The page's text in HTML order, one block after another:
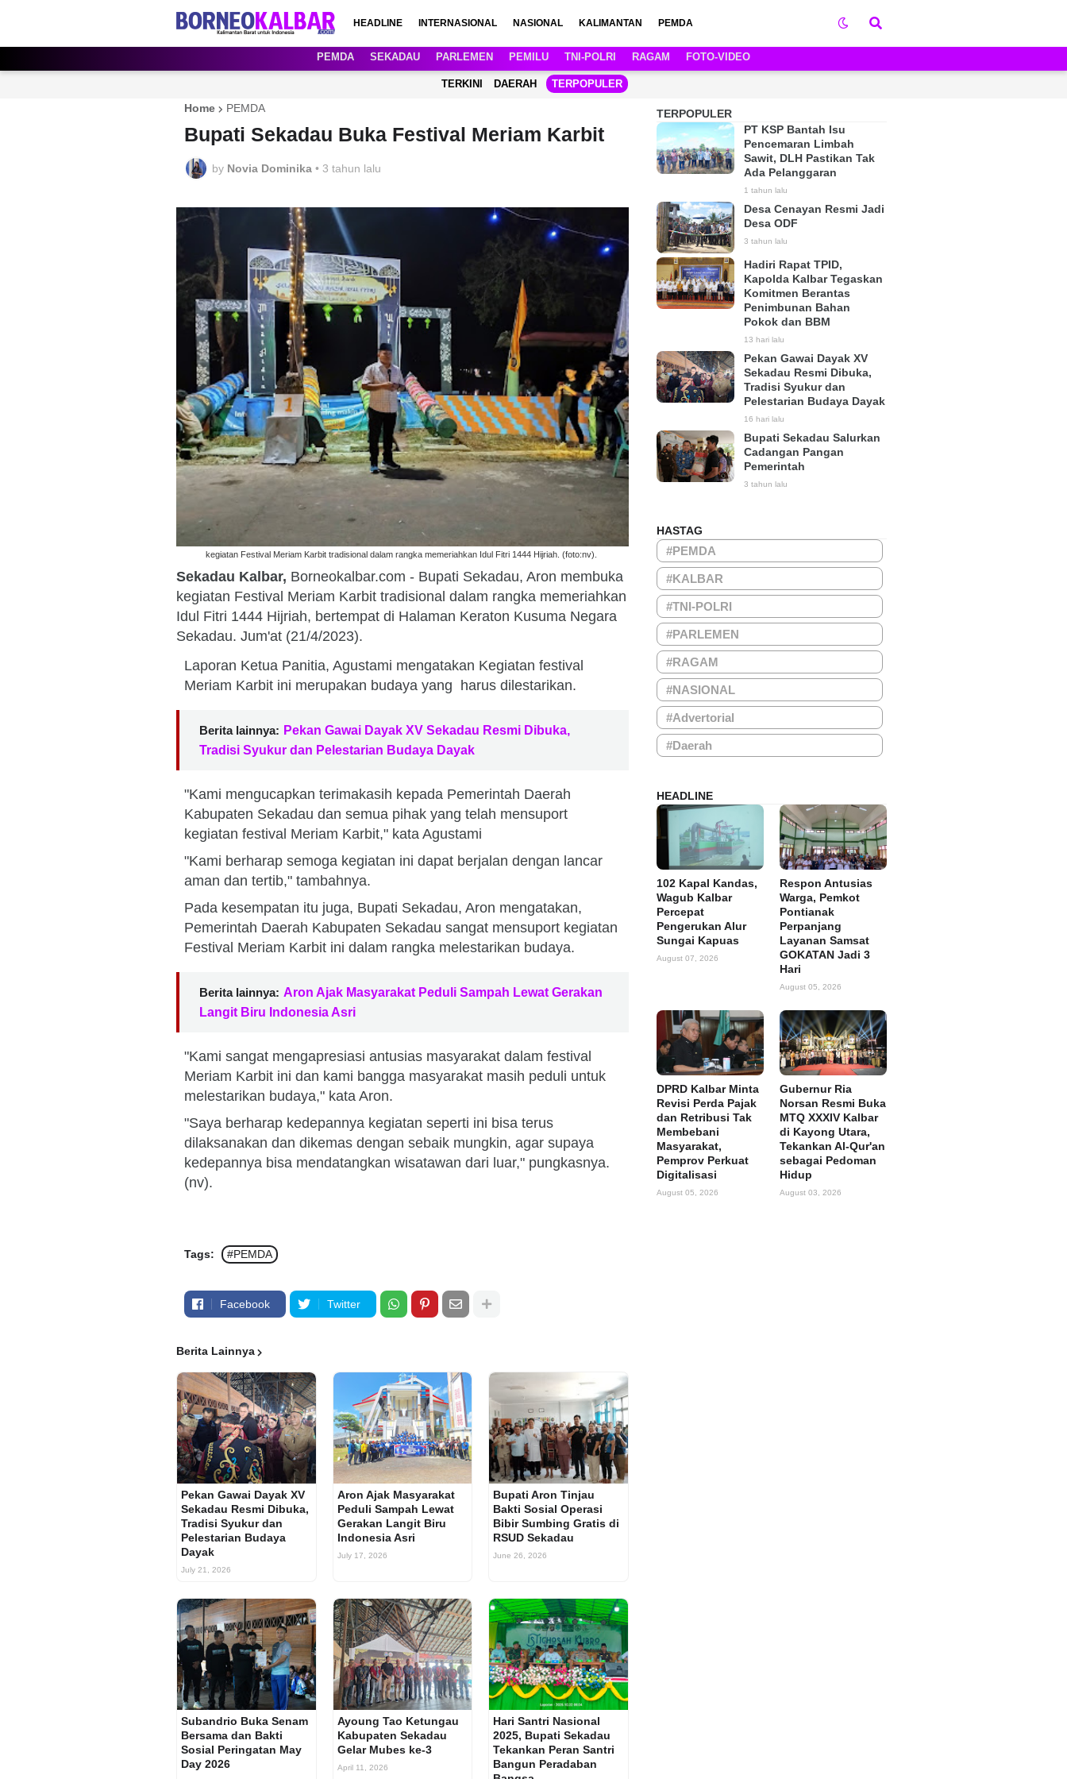
HEADLINE INTERNASIONAL NASIONAL KALIMANTAN PEMDA
PEMDA SEKADAU PARLEMEN PEMILU TNI-POLRI RAGAM FOTO-VIDEO
TERKINI DAERAH TERPOPULER
Home PEMDA
Bupati Sekadau Buka Festival Meriam Karbit
by Novia Dominika • 3 tahun lalu
kegiatan Festival Meriam Karbit tradisional dalam rangka memeriahkan Idul Fitri 1444 Hijriah. (foto:nv).
Sekadau Kalbar, Borneokalbar.com - Bupati Sekadau, Aron membuka
kegiatan Festival Meriam Karbit tradisional dalam rangka memeriahkan
Idul Fitri 1444 Hijriah, bertempat di Halaman Keraton Kusuma Negara
Sekadau. Jum'at (21/4/2023).
Laporan Ketua Panitia, Agustami mengatakan Kegiatan festival
Meriam Karbit ini merupakan budaya yang harus dilestarikan.
Berita lainnya: Pekan Gawai Dayak XV Sekadau Resmi Dibuka,
Tradisi Syukur dan Pelestarian Budaya Dayak
"Kami mengucapkan terimakasih kepada Pemerintah Daerah
Kabupaten Sekadau dan semua pihak yang telah mensuport
kegiatan festival Meriam Karbit," kata Agustami
"Kami berharap semoga kegiatan ini dapat berjalan dengan lancar
aman dan tertib," tambahnya.
Pada kesempatan itu juga, Bupati Sekadau, Aron mengatakan,
Pemerintah Daerah Kabupaten Sekadau sangat mensuport kegiatan
Festival Meriam Karbit ini dalam rangka melestarikan budaya.
Berita lainnya: Aron Ajak Masyarakat Peduli Sampah Lewat Gerakan
Langit Biru Indonesia Asri
"Kami sangat mengapresiasi antusias masyarakat dalam festival
Meriam Karbit ini dan kami bangga masyarakat masih peduli untuk
melestarikan budaya," kata Aron.
"Saya berharap kedepannya kegiatan seperti ini bisa terus
dilaksanakan dan dikemas dengan sebaik mungkin, agar supaya
kedepannya bisa mendatangkan wisatawan dari luar," pungkasnya.
(nv).
Tags: #PEMDA
Facebook Twitter
Berita Lainnya
Pekan Gawai Dayak XV
Sekadau Resmi Dibuka,
Tradisi Syukur dan
Pelestarian Budaya
Dayak
July 21, 2026
Aron Ajak Masyarakat
Peduli Sampah Lewat
Gerakan Langit Biru
Indonesia Asri
July 17, 2026
Bupati Aron Tinjau
Bakti Sosial Operasi
Bibir Sumbing Gratis di
RSUD Sekadau
June 26, 2026
Subandrio Buka Senam
Bersama dan Bakti
Sosial Peringatan May
Day 2026
Ayoung Tao Ketungau
Kabupaten Sekadau
Gelar Mubes ke-3
April 11, 2026
Hari Santri Nasional
2025, Bupati Sekadau
Tekankan Peran Santri
Bangun Peradaban
TERPOPULER
PT KSP Bantah Isu
Pencemaran Limbah
Sawit, DLH Pastikan Tak
Ada Pelanggaran
1 tahun lalu
Desa Cenayan Resmi Jadi
Desa ODF
3 tahun lalu
Hadiri Rapat TPID,
Kapolda Kalbar Tegaskan
Komitmen Berantas
Penimbunan Bahan
Pokok dan BBM
13 hari lalu
Pekan Gawai Dayak XV
Sekadau Resmi Dibuka,
Tradisi Syukur dan
Pelestarian Budaya Dayak
16 hari lalu
Bupati Sekadau Salurkan
Cadangan Pangan
Pemerintah
3 tahun lalu
HASTAG
#PEMDA
#KALBAR
#TNI-POLRI
#PARLEMEN
#RAGAM
#NASIONAL
#Advertorial
#Daerah
HEADLINE
102 Kapal Kandas,
Wagub Kalbar
Percepat
Pengerukan Alur
Sungai Kapuas
August 07, 2026
Respon Antusias
Warga, Pemkot
Pontianak
Perpanjang
Layanan Samsat
GOKATAN Jadi 3
Hari
August 05, 2026
DPRD Kalbar Minta
Revisi Perda Pajak
dan Retribusi Tak
Membebani
Masyarakat,
Pemprov Perkuat
Digitalisasi
August 05, 2026
Gubernur Ria
Norsan Resmi Buka
MTQ XXXIV Kalbar
di Kayong Utara,
Tekankan Al-Qur'an
sebagai Pedoman
Hidup
August 03, 2026